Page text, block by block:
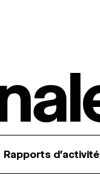
Rapports d’activité